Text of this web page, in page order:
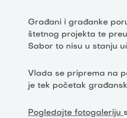
Građani i građanke
štetnog projekta te
Sabor to nisu u stanju
Vlada se priprema na
je tek početak
Pogledajte fotogaleriju